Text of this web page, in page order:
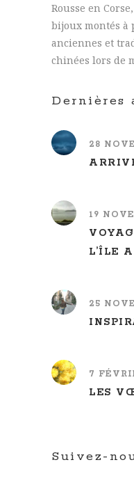
Rousse en
bijoux montés à
anciennes et
chinées lors de
Dernières
28
19
L’ÎLE
25
7
LES
Suivez-